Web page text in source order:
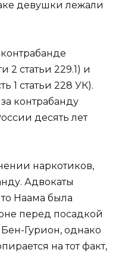
девушки лежали
2 статьи 229.1) и
1 статьи 228 УК).
контрабанду
десять лет
наркотиков,
Адвокаты
Наама была
перед посадкой
Гурион, однако
на тот факт,